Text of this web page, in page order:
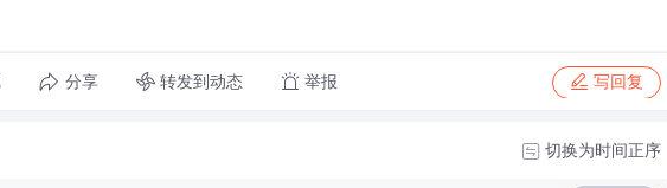
分享 转发到动态 举报 写回复
切换为时间正序